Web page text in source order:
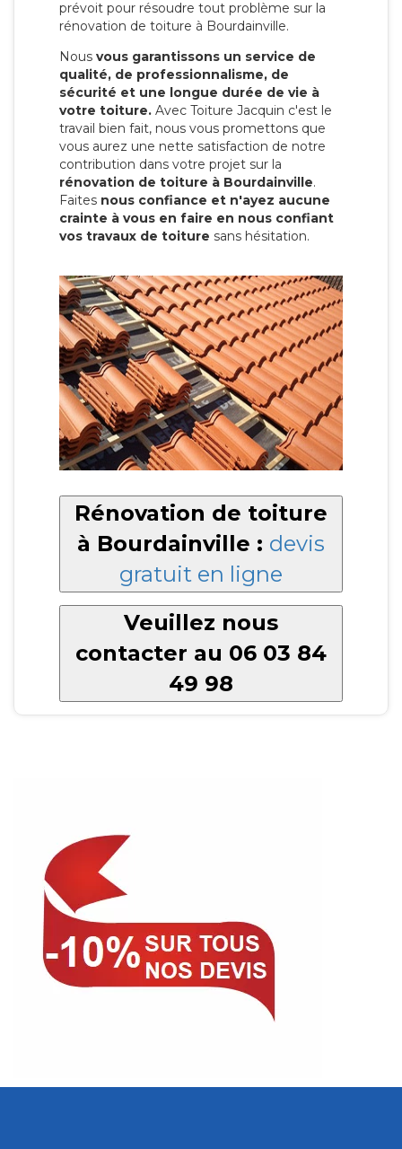
prévoit pour résoudre tout problème sur la
rénovation de toiture à Bourdainville.
Nous vous garantissons un service de
qualité, de professionnalisme, de
sécurité et une longue durée de vie à
votre toiture. Avec Toiture Jacquin c'est le
travail bien fait, nous vous promettons que
vous aurez une nette satisfaction de notre
contribution dans votre projet sur la
rénovation de toiture à Bourdainville.
Faites nous confiance et n'ayez aucune
crainte à vous en faire en nous confiant
vos travaux de toiture sans hésitation.
Rénovation de toiture
à Bourdainville : devis
gratuit en ligne
Veuillez nous
contacter au 06 03 84
49 98